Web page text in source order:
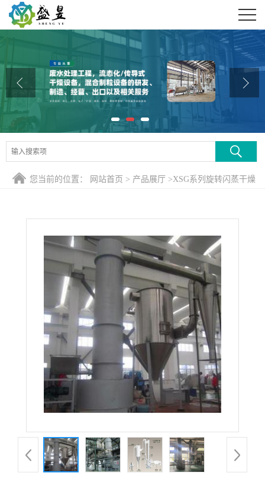
公司介绍
公司动态
产品展厅
证书荣誉
联系方式
您当前的位置： 网站首页 > 产品展厅 >XSG系列旋转闪蒸干燥